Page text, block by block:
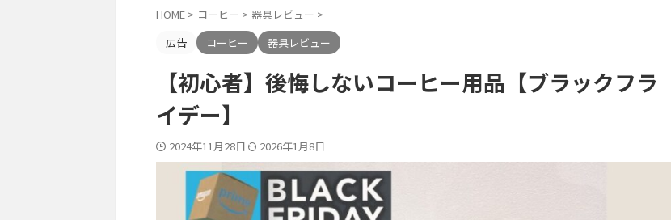
HOME > コーヒー > 器具レビュー >
広告
コーヒー 器具レビュー
【初心者】後悔しないコーヒー用品【ブラックフラ
イデー】
2024年11月28日 2026年1月8日